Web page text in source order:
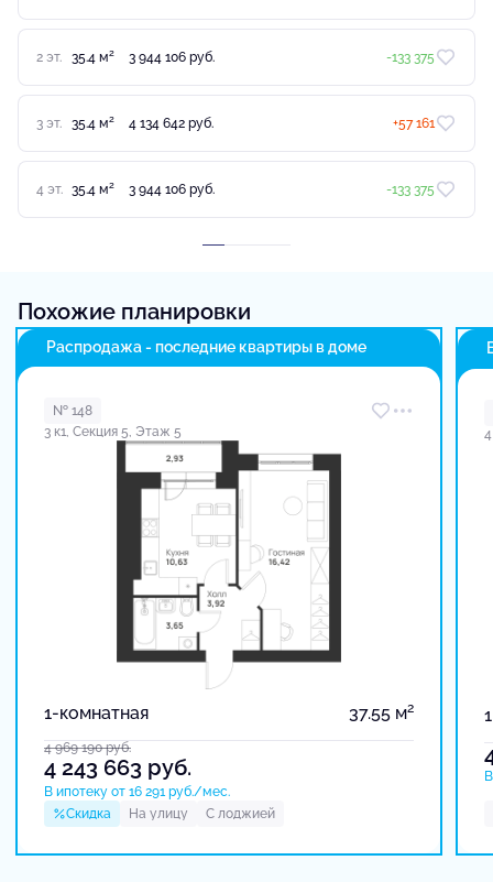
2 эт. 35.4 м2 3 944 106 руб. -133 375
3 эт. 35.4 м2 4 134 642 руб. +57 161
4 эт. 35.4 м2 3 944 106 руб. -133 375
Похожие планировки
Распродажа - последние квартиры в доме
№ 148
3 к1, Секция 5, Этаж 5
1-комнатная 37.55 м2
4 969 190руб.
4 243 663 руб.
В ипотеку от 16 291 руб./мес.
Скидка
На улицу С лоджией